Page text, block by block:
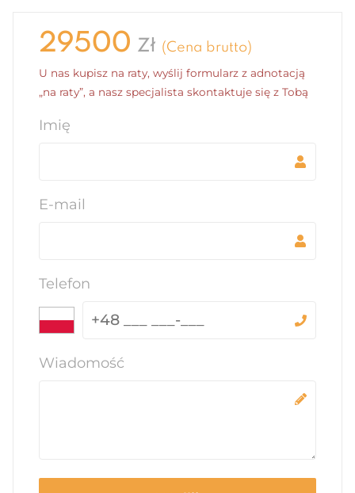
29500 Zł (Cena brutto)
U nas kupisz na raty, wyślij formularz z adnotacją
„na raty”, a nasz specjalista skontaktuje się z Tobą
Imię
E-mail
Telefon
Wiadomość